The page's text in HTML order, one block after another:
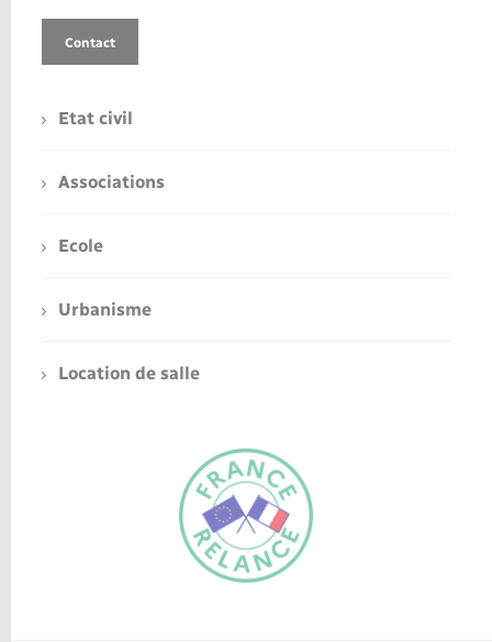
Contact
Etat civil
Associations
Ecole
Urbanisme
Location de salle